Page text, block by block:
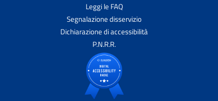
Leggi le FAQ
Segnalazione disservizio
Dichiarazione di accessibilità
P.N.R.R.